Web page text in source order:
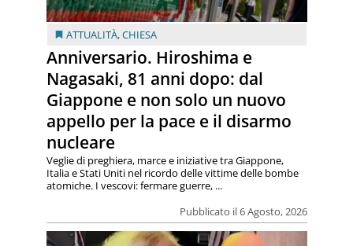
ATTUALITÀ,CHIESA
Anniversario. Hiroshima e
Nagasaki, 81 anni dopo: dal
Giappone e non solo un nuovo
appello per la pace e il disarmo
nucleare
Pubblicato il 6 Agosto, 2026
Veglie di preghiera, marce e iniziative tra Giappone,
Italia e Stati Uniti nel ricordo delle vittime delle bombe
atomiche. I vescovi: fermare guerre, ...